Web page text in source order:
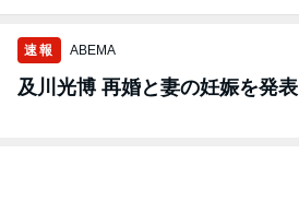
速報 ABEMA
及川光博 再婚と妻の妊娠を発表